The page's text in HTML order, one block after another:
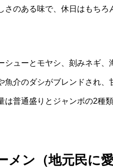
さのある味で、休日はもちろ
シューとモヤシ、刻みネギ、
魚介のダシがブレンドされ、
普通盛りとジャンボの2種類
ン（地元民に愛